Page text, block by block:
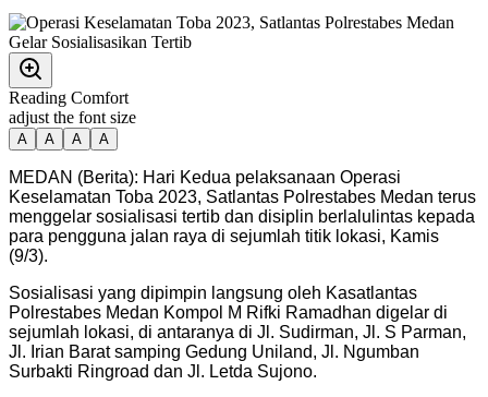
Reading Comfort
adjust the font size
A A A A
MEDAN (Berita): Hari Kedua pelaksanaan Operasi
Keselamatan Toba 2023, Satlantas Polrestabes Medan terus
menggelar sosialisasi tertib dan disiplin berlalulintas kepada
para pengguna jalan raya di sejumlah titik lokasi, Kamis
(9/3).
Sosialisasi yang dipimpin langsung oleh Kasatlantas
Polrestabes Medan Kompol M Rifki Ramadhan digelar di
sejumlah lokasi, di antaranya di Jl. Sudirman, Jl. S Parman,
Jl. Irian Barat samping Gedung Uniland, Jl. Ngumban
Surbakti Ringroad dan Jl. Letda Sujono.